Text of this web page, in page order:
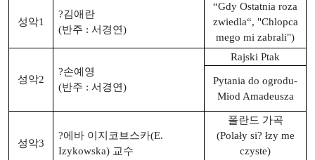
성악1
?김애란
(반주 : 서경연)
“Gdy Ostatnia roza
zwiedla“, "Chlopca
mego mi zabrali")
성악2
?손예영
(반주 : 서경연)
Rajski Ptak
Pytania do ogrodu-
Miod Amadeusza
성악3
?에바 이지코브스카(E.
Izykowska) 교수
폴란드 가곡
(Polały si? łzy me
czyste)